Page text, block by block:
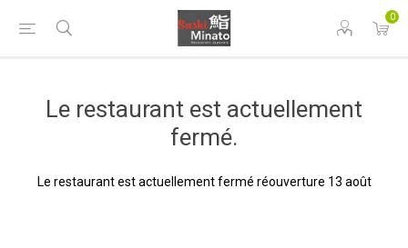
0
Le restaurant est actuellement
fermé.
Le restaurant est actuellement fermé réouverture 13 août